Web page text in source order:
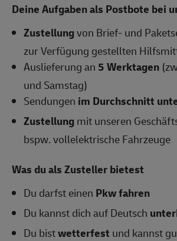
Deine Aufgaben als Postbote bei
Zustellungvon Brief- und
zur Verfügung gestellten
Auslieferung an5 Werktagen
und Samstag)
Sendungen im Durchschnitt
Zustellungmit unseren
bspw. vollelektrische Fahrzeuge
Was du als Zusteller bietest
Du darfst einen Pkw fahren
Du kannst dich auf Deutsch
Du bistwetterfest und kannst